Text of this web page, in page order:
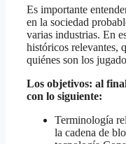
Es importante
en la sociedad
varias industrias. En
históricos relevantes,
quiénes son los
Los objetivos: al
con lo siguiente:
Terminología
la cadena de